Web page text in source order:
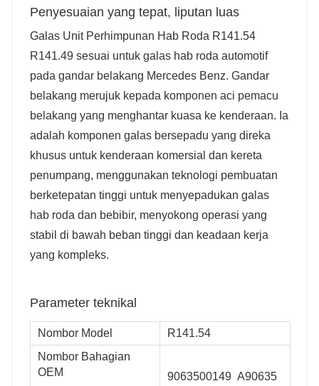
Penyesuaian yang tepat, liputan luas
Galas Unit Perhimpunan Hab Roda R141.54
R141.49 sesuai untuk galas hab roda automotif
pada gandar belakang Mercedes Benz. Gandar
belakang merujuk kepada komponen aci pemacu
belakang yang menghantar kuasa ke kenderaan. Ia
adalah komponen galas bersepadu yang direka
khusus untuk kenderaan komersial dan kereta
penumpang, menggunakan teknologi pembuatan
berketepatan tinggi untuk menyepadukan galas
hab roda dan bebibir, menyokong operasi yang
stabil di bawah beban tinggi dan keadaan kerja
yang kompleks.
Parameter teknikal
Nombor Model
R141.54
Nombor Bahagian
OEM
9063500149 A90635